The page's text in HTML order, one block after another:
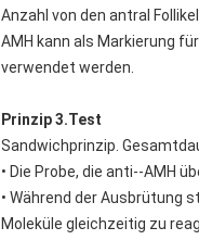
Anzahl von den antral
AMH kann als Markierung
verwendet werden.
Prinzip 3.Test
Sandwichprinzip.
• Die Probe, die anti--AMH
• Während der Ausbrütung
Moleküle gleichzeitig zu